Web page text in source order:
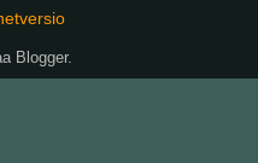
Blogger.